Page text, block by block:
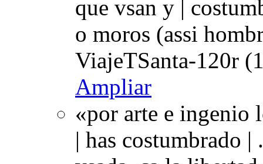
que vsan y |
o moros (assi
ViajeTSanta-120r
Ampliar
«por arte e ingenio
| has costumbrado